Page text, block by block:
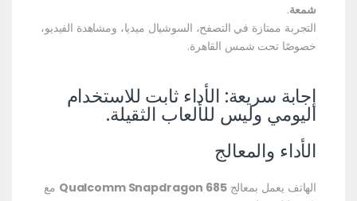
شمعة.
التجربة ممتازة في التصفح، السوشيال ميديا، ومشاهدة الفيديو،
خصوصًا تحت شمس القاهرة.
إجابة سريعة: الأداء ثابت للاستخدام
اليومي وليس للألعاب الثقيلة.
الأداء والمعالج
الهاتف يعمل بمعالجQualcomm Snapdragon 685 مع